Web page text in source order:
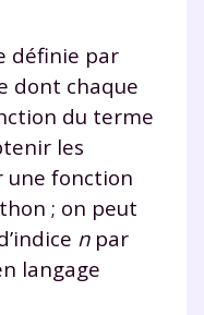
définie par
dont chaque
du terme
les
fonction
; on peut
npar
langage